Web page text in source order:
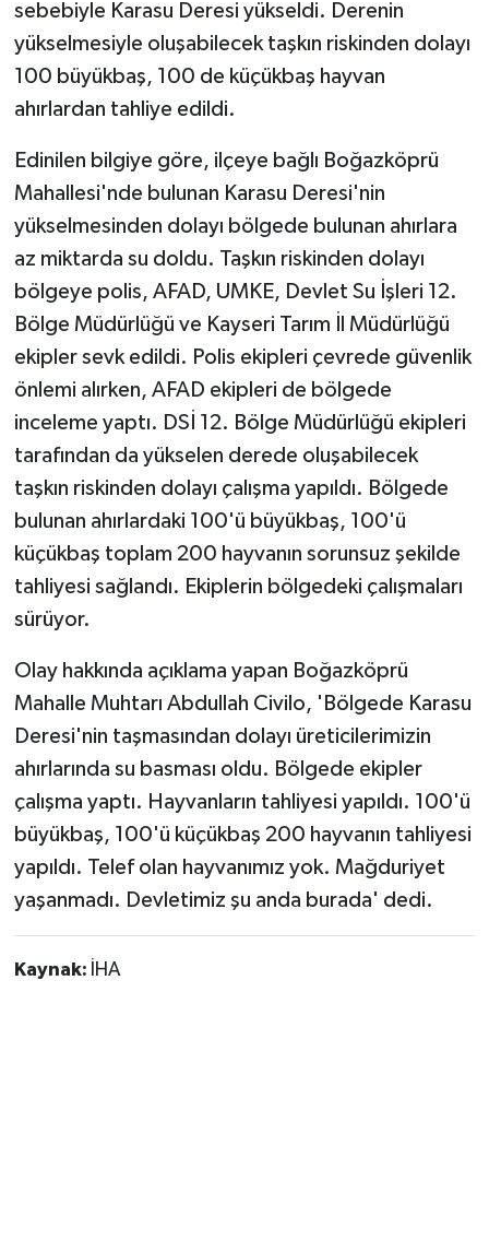
sebebiyle Karasu Deresi yükseldi. Derenin
yükselmesiyle oluşabilecek taşkın riskinden dolayı
100 büyükbaş, 100 de küçükbaş hayvan
ahırlardan tahliye edildi.
Edinilen bilgiye göre, ilçeye bağlı Boğazköprü
Mahallesi'nde bulunan Karasu Deresi'nin
yükselmesinden dolayı bölgede bulunan ahırlara
az miktarda su doldu. Taşkın riskinden dolayı
bölgeye polis, AFAD, UMKE, Devlet Su İşleri 12.
Bölge Müdürlüğü ve Kayseri Tarım İl Müdürlüğü
ekipler sevk edildi. Polis ekipleri çevrede güvenlik
önlemi alırken, AFAD ekipleri de bölgede
inceleme yaptı. DSİ 12. Bölge Müdürlüğü ekipleri
tarafından da yükselen derede oluşabilecek
taşkın riskinden dolayı çalışma yapıldı. Bölgede
bulunan ahırlardaki 100'ü büyükbaş, 100'ü
küçükbaş toplam 200 hayvanın sorunsuz şekilde
tahliyesi sağlandı. Ekiplerin bölgedeki çalışmaları
sürüyor.
Olay hakkında açıklama yapan Boğazköprü
Mahalle Muhtarı Abdullah Civilo, 'Bölgede Karasu
Deresi'nin taşmasından dolayı üreticilerimizin
ahırlarında su basması oldu. Bölgede ekipler
çalışma yaptı. Hayvanların tahliyesi yapıldı. 100'ü
büyükbaş, 100'ü küçükbaş 200 hayvanın tahliyesi
yapıldı. Telef olan hayvanımız yok. Mağduriyet
yaşanmadı. Devletimiz şu anda burada' dedi.
Kaynak: İHA